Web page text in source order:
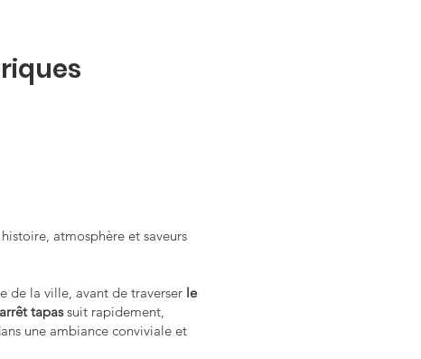
atmosphère et saveurs
la ville, avant de traverser le
tapassuit rapidement,
une ambiance conviviale et